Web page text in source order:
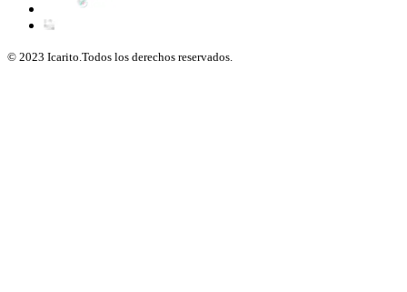
© 2023 Icarito.Todos los derechos reservados.